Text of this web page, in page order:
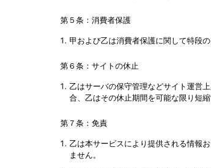
第５条：消費者保護
甲および乙は消費者保護に関して特段
第６条：サイトの休止
乙はサーバの保守管理などサイト運営
合、乙はその休止期間を可能な限り短
第７条：免責
乙は本サービスにより提供される情報
ません。